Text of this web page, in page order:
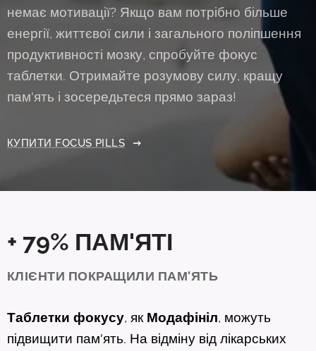
немає мотивації? Якщо вам потрібно більше
енергії, життєвої сили і загального поліпшення
продуктивності мозку, спробуйте фокус
таблетки. Отримайте розумову силу, кращу
пам'ять і зосередьтеся прямо зараз!
КУПИТИ FOCUS PILLS
+ 79% ПАМ'ЯТІ
КЛІЄНТИ ПОКРАЩИЛИ ПАМ'ЯТЬ
Таблетки фокусу, як Модафініл, можуть
підвищити пам'ять. На відміну від лікарських